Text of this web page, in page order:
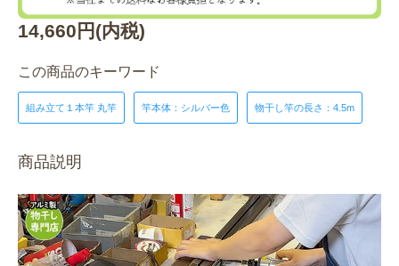
14,660円(内税)
この商品のキーワード
組み立て１本竿 丸竿 竿本体：シルバー色 物干し竿の長さ：4.5m
商品説明